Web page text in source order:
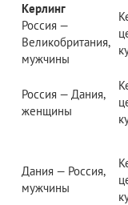
Керлинг
Россия —
Великобритания,
мужчины
Россия — Дания,
женщины
Дания — Россия,
мужчины